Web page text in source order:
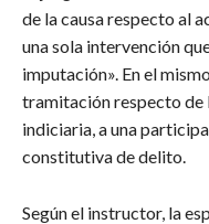
de la causa respecto al
una sola intervención
imputación». En el
tramitación respecto de
indiciaria, a una
constitutiva de delito.
Según el instructor, la